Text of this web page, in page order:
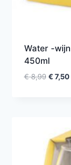
Water -
450ml
€8,99 € 7,50